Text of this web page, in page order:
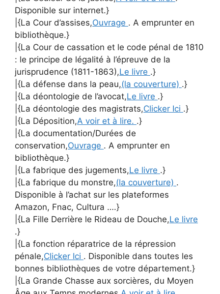
Disponible sur internet.}
|{La Cour d’assises,Ouvrage . A emprunter en
bibliothèque.}
|{La Cour de cassation et le code pénal de 1810
: le principe de légalité à l’épreuve de la
jurisprudence (1811-1863),Le livre .}
|{La défense dans la peau,(la couverture) .}
|{La déontologie de l’avocat,Le livre .}
|{La déontologie des magistrats,Clicker Ici .}
|{La Déposition,A voir et à lire. .}
|{La documentation/Durées de
conservation,Ouvrage . A emprunter en
bibliothèque.}
|{La fabrique des jugements,Le livre .}
|{La fabrique du monstre,(la couverture) .
Disponible à l’achat sur les plateformes
Amazon, Fnac, Cultura ….}
|{La Fille Derrière le Rideau de Douche,Le livre
.}
|{La fonction réparatrice de la répression
pénale,Clicker Ici . Disponible dans toutes les
bonnes bibliothèques de votre département.}
|{La Grande Chasse aux sorcières, du Moyen